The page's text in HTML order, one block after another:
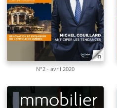
N°2 - avril 2020